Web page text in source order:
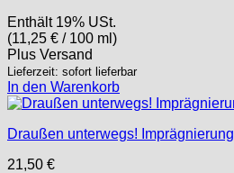
Enthält 19% USt.
(11,25 € / 100 ml)
Plus Versand
Lieferzeit: sofort lieferbar
In den Warenkorb
Draußen unterwegs! Imprägnierung
21,50 €